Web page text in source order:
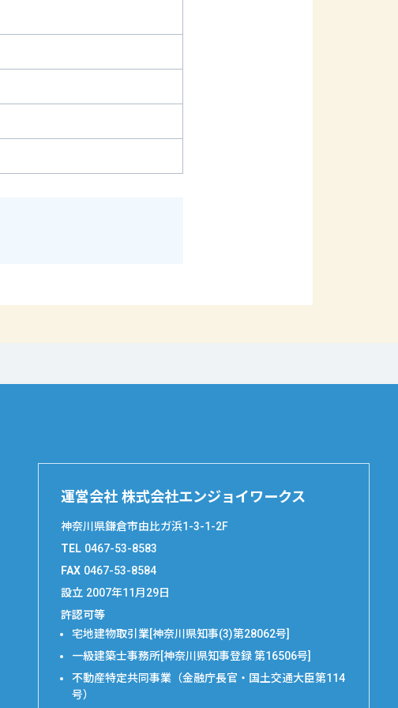
運営会社 株式会社エンジョイワークス
神奈川県鎌倉市由比ガ浜1-3-1-2F
TEL 0467-53-8583
FAX 0467-53-8584
設立 2007年11月29日
許認可等
宅地建物取引業[神奈川県知事(3)第28062号]
一級建築士事務所[神奈川県知事登録 第16506号]
不動産特定共同事業（金融庁長官・国土交通大臣第114
号）